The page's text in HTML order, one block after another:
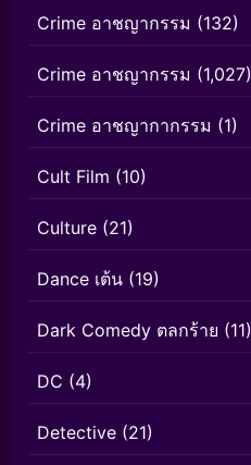
Crime อาชญากรรม (132)
Crime อาชญากรรม (1,027)
Crime อาชญากากรรม (1)
Cult Film (10)
Culture (21)
Dance เต้น (19)
Dark Comedy ตลกร้าย (11)
DC (4)
Detective (21)